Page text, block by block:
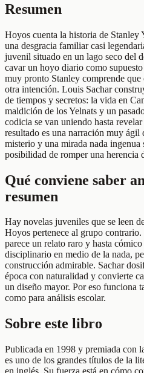
Resumen
Hoyos cuenta la historia de Stanley
una desgracia familiar casi
juvenil situado en un lago seco del
cavar un hoyo diario como
muy pronto Stanley comprende que
otra intención. Louis Sachar
de tiempos y secretos: la vida en
maldición de los Yelnats y un
codicia se van uniendo hasta
resultado es una narración muy ágil
misterio y una mirada nada
posibilidad de romper una herencia
Qué conviene saber
resumen
Hay novelas juveniles que se leen
Hoyos pertenece al grupo contrario.
parece un relato raro y hasta
disciplinario en medio de la nada,
construcción admirable. Sachar
época con naturalidad y convierte
un diseño mayor. Por eso funciona
como para análisis escolar.
Sobre este libro
Publicada en 1998 y premiada con
es uno de los grandes títulos de la